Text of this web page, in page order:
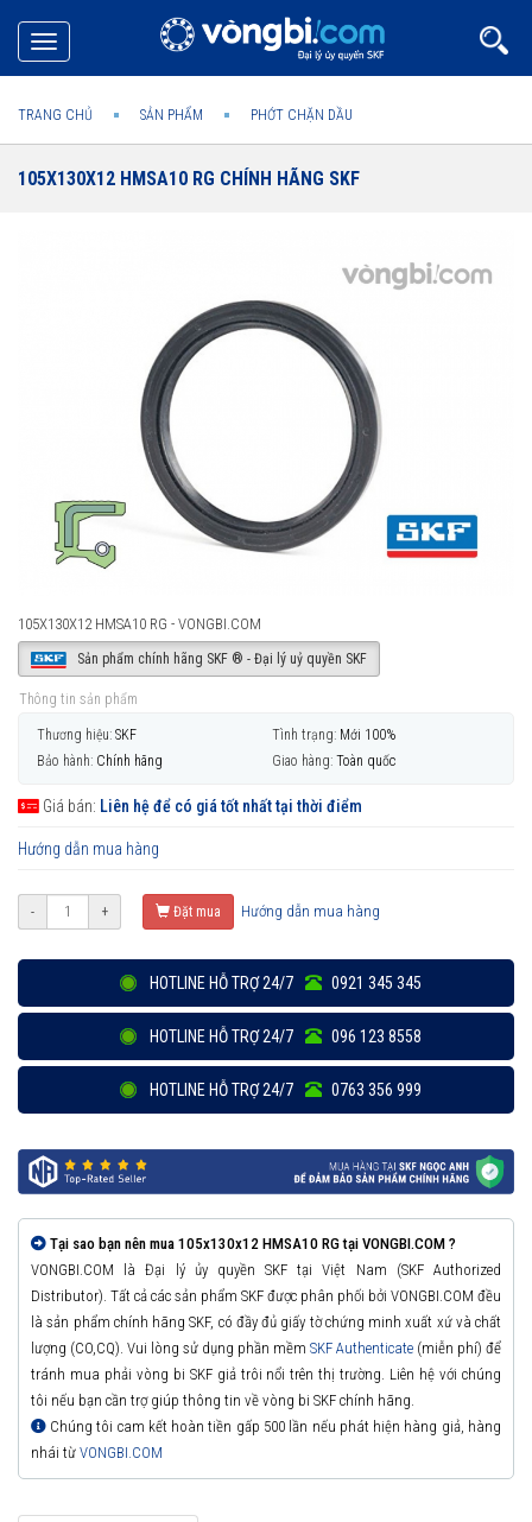
Toggle
navigation
TRANG CHỦ SẢN PHẨM PHỚT CHẶN DẦU
105X130X12 HMSA10 RG CHÍNH HÃNG SKF
105X130X12 HMSA10 RG - VONGBI.COM
Sản phẩm chính hãng SKF ® - Đại lý uỷ quyền SKF
Thông tin sản phẩm
Thương hiệu: SKF Tình trạng: Mới 100%
Bảo hành: Chính hãng Giao hàng: Toàn quốc
Giá bán: Liên hệ để có giá tốt nhất tại thời điểm
Hướng dẫn mua hàng
- + Đặt mua Hướng dẫn mua hàng
HOTLINE HỖ TRỢ 24/7 0921 345 345
HOTLINE HỖ TRỢ 24/7 096 123 8558
HOTLINE HỖ TRỢ 24/7 0763 356 999
Tại sao bạn nên mua 105x130x12 HMSA10 RG tại VONGBI.COM ?
VONGBI.COM là Đại lý ủy quyền SKF tại Việt Nam (SKF Authorized
Distributor). Tất cả các sản phẩm SKF được phân phối bởi VONGBI.COM đều
là sản phẩm chính hãng SKF, có đầy đủ giấy tờ chứng minh xuất xứ và chất
lượng (CO,CQ). Vui lòng sử dụng phần mềm SKF Authenticate (miễn phí) để
tránh mua phải vòng bi SKF giả trôi nổi trên thị trường. Liên hệ với chúng
tôi nếu bạn cần trợ giúp thông tin về vòng bi SKF chính hãng.
Chúng tôi cam kết hoàn tiền gấp 500 lần nếu phát hiện hàng giả, hàng
nhái từ VONGBI.COM